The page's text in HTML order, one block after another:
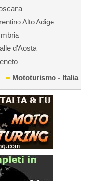
Alto Adige
d'Aosta
Mototurismo - Italia